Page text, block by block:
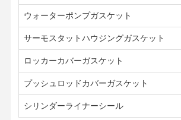
エンジンターボチャージャー
その他ブランドガスケットキット
ウォーターポンプガスケット
サーモスタットハウジングガスケット
ロッカーカバーガスケット
プッシュロッドカバーガスケット
シリンダーライナーシール